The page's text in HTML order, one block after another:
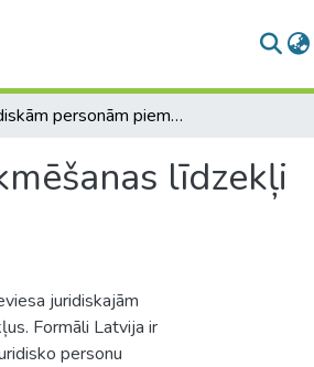
Juridiskām personām piemērojamie piespiedu ietekmēšanas līdzekļi salīdzinošā aspektā
līdzekļi
juridiskajām
Formāli Latvija ir
personu